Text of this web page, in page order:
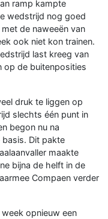
ramp kampte
wedstrijd nog goed
de naweeën van
ook niet kon trainen.
last kreeg van
op de buitenposities
druk te liggen op
slechts één punt in
begon nu na
basis. Dit pakte
maakte
bijna de helft in de
Compaen verder
opnieuw een